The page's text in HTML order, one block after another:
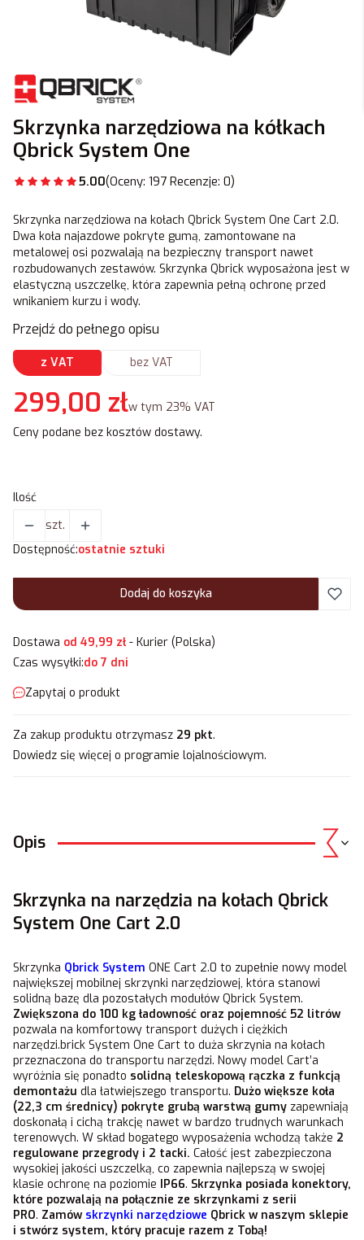
Skrzynka narzędziowa na kółkach
Qbrick System One
5.00(Oceny: 197 Recenzje: 0)
Skrzynka narzędziowa na kołach Qbrick System One Cart 2.0.
Dwa koła najazdowe pokryte gumą, zamontowane na
metalowej osi pozwalają na bezpieczny transport nawet
rozbudowanych zestawów. Skrzynka Qbrick wyposażona jest w
elastyczną uszczelkę, która zapewnia pełną ochronę przed
wnikaniem kurzu i wody.
Przejdź do pełnego opisu
z VAT bez VAT
Cena
299,00 złw tym 23% VAT
w tym 23% VAT
Ceny podane bez kosztów dostawy.
Ilość
szt.
Dostępność:ostatnie sztuki
Dodaj do koszyka
Dostawa od 49,99 zł- Kurier (Polska)
Czas wysyłki:do 7 dni
Zapytaj o produkt
Za zakup produktu otrzymasz 29 pkt.
Dowiedz się więcej o programie lojalnościowym.
Opis
Skrzynka na narzędzia na kołach Qbrick
System One Cart 2.0
Skrzynka Qbrick System ONE Cart 2.0 to zupełnie nowy model
największej mobilnej skrzynki narzędziowej, która stanowi
solidną bazę dla pozostałych modułów Qbrick System.
Zwiększona do 100 kg ładowność oraz pojemność 52 litrów
pozwala na komfortowy transport dużych i ciężkich
narzędzi.brick System One Cart to duża skrzynia na kołach
przeznaczona do transportu narzędzi. Nowy model Cart’a
wyróżnia się ponadto solidną teleskopową rączka z funkcją
demontażu dla łatwiejszego transportu. Dużo większe koła
(22,3 cm średnicy) pokryte grubą warstwą gumy zapewniają
doskonałą i cichą trakcję nawet w bardzo trudnych warunkach
terenowych. W skład bogatego wyposażenia wchodzą także 2
regulowane przegrody i 2 tacki. Całość jest zabezpieczona
wysokiej jakości uszczelką, co zapewnia najlepszą w swojej
klasie ochronę na poziomie IP66. Skrzynka posiada konektory,
które pozwalają na połącznie ze skrzynkami z serii
PRO. Zamów skrzynki narzędziowe Qbrick w naszym sklepie
i stwórz system, który pracuje razem z Tobą!